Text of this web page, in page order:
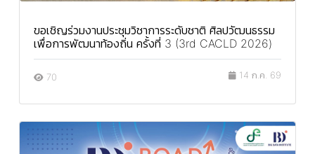
ขอเชิญร่วมงานประชุมวิชาการระดับชาติ ศิลปวัฒนธรรม
เพื่อการพัฒนาท้องถิ่น ครั้งที่ 3 (3rd CACLD 2026)
70 14 ก.ค. 69